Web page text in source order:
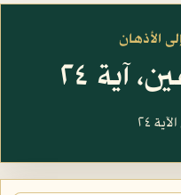
الأذهان
آية ٢٤
٢٤